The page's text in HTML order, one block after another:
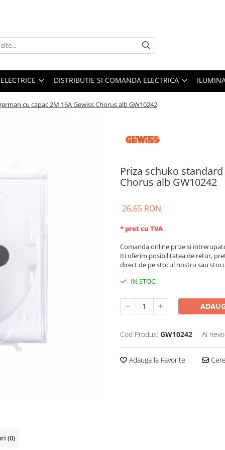
DISTRIBUTIE SI COMANDA ELECTRICA
cu capac 2M 16A Gewiss Chorus alb GW10242
Priza schuko
Chorus alb GW10242
26,65 RON
* pret cu TVA
Comanda online prize si
Iti oferim posibilitatea de retur,
direct de pe stocul nostru sau
IN STOC
Cod Produs: GW10242 Ai
Adauga la Favorite
(0)